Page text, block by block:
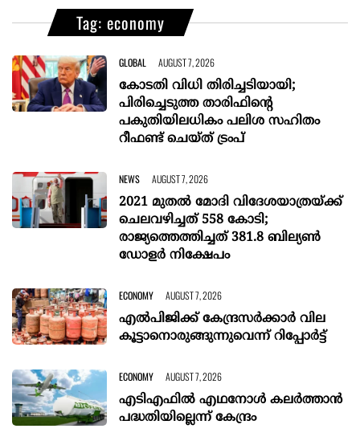
Tag: economy
GLOBAL AUGUST 7, 2026
കോടതി വിധി തിരിച്ചടിയായി;
പിരിച്ചെടുത്ത താരിഫിന്‍റെ
പകുതിയിലധികം പലിശ സഹിതം
റീഫണ്ട് ചെയ്ത് ട്രംപ്
NEWS AUGUST 7, 2026
2021 മുതൽ മോദി വിദേശയാത്രയ്ക്ക്
ചെലവഴിച്ചത് 558 കോടി;
രാജ്യത്തെത്തിച്ചത് 381.8 ബില്യൺ
ഡോളർ നിക്ഷേപം
ECONOMY AUGUST 7, 2026
എല്‍പിജിക്ക് കേന്ദ്രസർക്കാർ വില
കൂട്ടാനൊരുങ്ങുന്നുവെന്ന് റിപ്പോർട്ട്
ECONOMY AUGUST 7, 2026
എടിഎഫില്‍ എഥനോള്‍ കലര്‍ത്താന്‍
പദ്ധതിയില്ലെന്ന് കേന്ദ്രം